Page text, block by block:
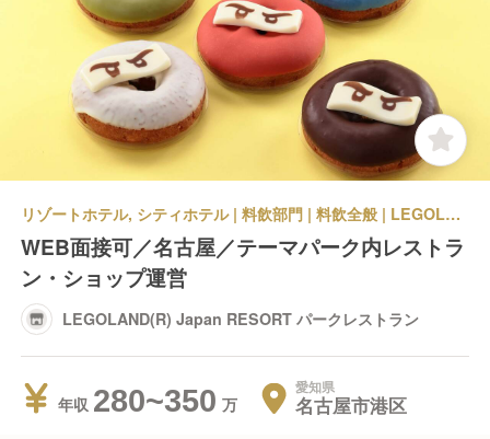
リゾートホテル, シティホテル | 料飲部門 | 料飲全般 | LEGOLAND(R) Japan RESORT パークレストラン
WEB面接可／名古屋／テーマパーク内レストラ
ン・ショップ運営
LEGOLAND(R) Japan RESORT パークレストラン
年収 280~350 愛知県
名古屋市港区